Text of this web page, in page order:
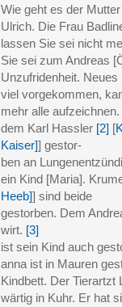
Wie geht es der
Ulrich. Die Frau
lassen Sie sei nicht
Sie sei zum Andreas
Unzufridenheit.
viel vorgekommen,
mehr alle
dem Karl Hassler [2] [
Kaiser]] gestor-
ben an
ein Kind [Maria].
Heeb]] sind beide
gestorben. Dem
wirt. [3]
ist sein Kind auch
anna ist in Mauren
Kindbett. Der Tierartzt
wärtig in Kuhr. Er hat